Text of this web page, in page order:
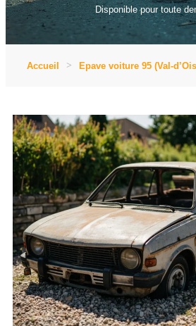
Disponible pour toute
Accueil Epave voiture 95 (Val-